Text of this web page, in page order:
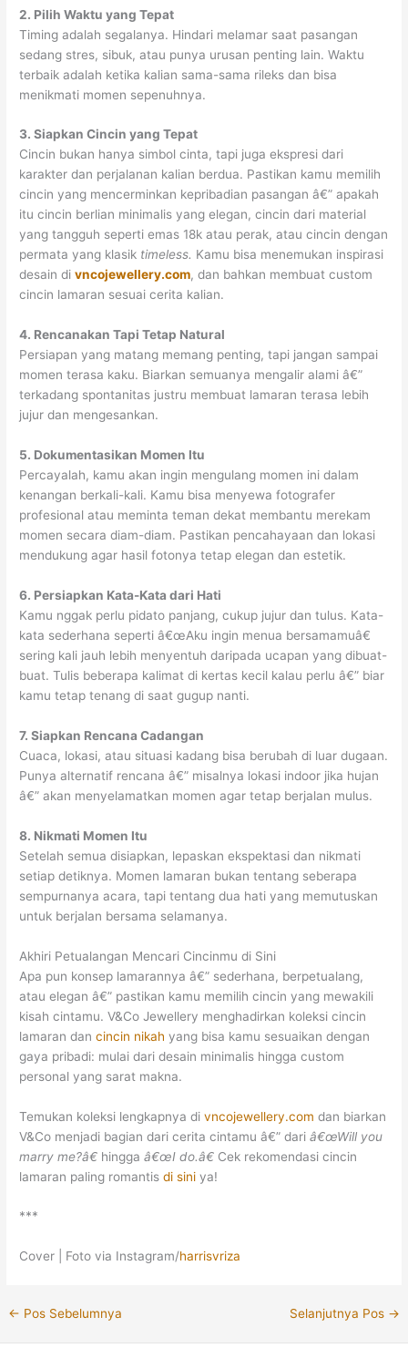
2. Pilih Waktu yang Tepat
Timing adalah segalanya. Hindari melamar saat pasangan
sedang stres, sibuk, atau punya urusan penting lain. Waktu
terbaik adalah ketika kalian sama-sama rileks dan bisa
menikmati momen sepenuhnya.
3. Siapkan Cincin yang Tepat
Cincin bukan hanya simbol cinta, tapi juga ekspresi dari
karakter dan perjalanan kalian berdua. Pastikan kamu memilih
cincin yang mencerminkan kepribadian pasangan â€” apakah
itu cincin berlian minimalis yang elegan, cincin dari material
yang tangguh seperti emas 18k atau perak, atau cincin dengan
permata yang klasik timeless. Kamu bisa menemukan inspirasi
desain di vncojewellery.com, dan bahkan membuat custom
cincin lamaran sesuai cerita kalian.
4. Rencanakan Tapi Tetap Natural
Persiapan yang matang memang penting, tapi jangan sampai
momen terasa kaku. Biarkan semuanya mengalir alami â€”
terkadang spontanitas justru membuat lamaran terasa lebih
jujur dan mengesankan.
5. Dokumentasikan Momen Itu
Percayalah, kamu akan ingin mengulang momen ini dalam
kenangan berkali-kali. Kamu bisa menyewa fotografer
profesional atau meminta teman dekat membantu merekam
momen secara diam-diam. Pastikan pencahayaan dan lokasi
mendukung agar hasil fotonya tetap elegan dan estetik.
6. Persiapkan Kata-Kata dari Hati
Kamu nggak perlu pidato panjang, cukup jujur dan tulus. Kata-
kata sederhana seperti â€œAku ingin menua bersamamuâ€
sering kali jauh lebih menyentuh daripada ucapan yang dibuat-
buat. Tulis beberapa kalimat di kertas kecil kalau perlu â€” biar
kamu tetap tenang di saat gugup nanti.
7. Siapkan Rencana Cadangan
Cuaca, lokasi, atau situasi kadang bisa berubah di luar dugaan.
Punya alternatif rencana â€” misalnya lokasi indoor jika hujan
â€” akan menyelamatkan momen agar tetap berjalan mulus.
8. Nikmati Momen Itu
Setelah semua disiapkan, lepaskan ekspektasi dan nikmati
setiap detiknya. Momen lamaran bukan tentang seberapa
sempurnanya acara, tapi tentang dua hati yang memutuskan
untuk berjalan bersama selamanya.
Akhiri Petualangan Mencari Cincinmu di Sini
Apa pun konsep lamarannya â€” sederhana, berpetualang,
atau elegan â€” pastikan kamu memilih cincin yang mewakili
kisah cintamu. V&Co Jewellery menghadirkan koleksi cincin
lamaran dancincin nikah yang bisa kamu sesuaikan dengan
gaya pribadi: mulai dari desain minimalis hingga custom
personal yang sarat makna.
Temukan koleksi lengkapnya divncojewellery.com dan biarkan
V&Co menjadi bagian dari cerita cintamu â€” dariâ€œWill you
marry me?â€ hingga â€œI do.â€ Cek rekomendasi cincin
lamaran paling romantisdi sini ya!
***
Cover | Foto via Instagram/harrisvriza
← Pos Sebelumnya Selanjutnya Pos →